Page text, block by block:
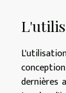
dernières